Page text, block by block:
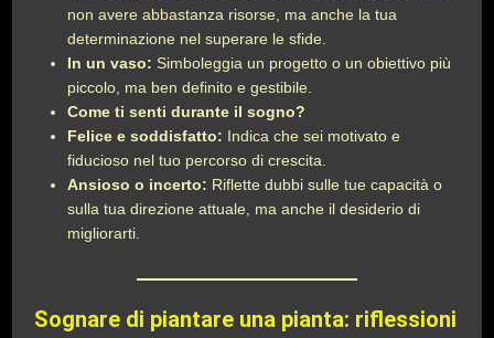
non avere abbastanza risorse, ma anche la tua
determinazione nel superare le sfide.
In un vaso: Simboleggia un progetto o un obiettivo più
piccolo, ma ben definito e gestibile.
Come ti senti durante il sogno?
Felice e soddisfatto: Indica che sei motivato e
fiducioso nel tuo percorso di crescita.
Ansioso o incerto: Riflette dubbi sulle tue capacità o
sulla tua direzione attuale, ma anche il desiderio di
migliorarti.
Sognare di piantare una pianta: riflessioni